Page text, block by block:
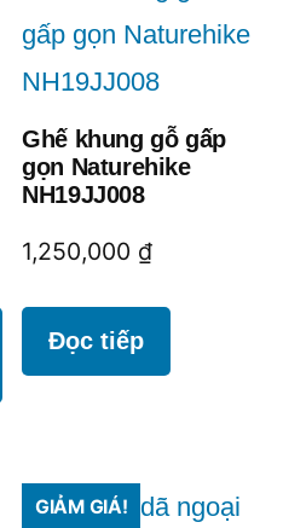
là:
Ghế khung gỗ gấp
gọn Naturehike
NH19JJ008
1,250,000 ₫
Đọc tiếp
GIẢM GIÁ!